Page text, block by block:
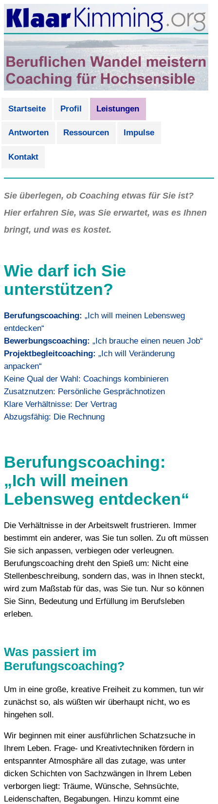
Startseite Profil Leistungen
Antworten Ressourcen Impulse
Kontakt
Sie überlegen, ob Coaching etwas für Sie ist?
Hier erfahren Sie, was Sie erwartet, was es Ihnen
bringt, und was es kostet.
Wie darf ich Sie
unterstützen?
Berufungscoaching: „Ich will meinen Lebensweg
entdecken“
Bewerbungscoaching: „Ich brauche einen neuen Job“
Projektbegleitcoaching: „Ich will Veränderung
anpacken“
Keine Qual der Wahl: Coachings kombinieren
Zusatznutzen: Persönliche Gesprächnotizen
Klare Verhältnisse: Der Vertrag
Abzugsfähig: Die Rechnung
Berufungscoaching:
„Ich will meinen
Lebensweg entdecken“
Die Verhältnisse in der Arbeitswelt frustrieren. Immer
bestimmt ein anderer, was Sie tun sollen. Zu oft müssen
Sie sich anpassen, verbiegen oder verleugnen.
Berufungscoaching dreht den Spieß um: Nicht eine
Stellenbeschreibung, sondern das, was in Ihnen steckt,
wird zum Maßstab für das, was Sie tun. Nur so können
Sie Sinn, Bedeutung und Erfüllung im Berufsleben
erleben.
Was passiert im
Berufungscoaching?
Um in eine große, kreative Freiheit zu kommen, tun wir
zunächst so, als wüßten wir überhaupt nicht, wo es
hingehen soll.
Wir beginnen mit einer ausführlichen Schatzsuche in
Ihrem Leben. Frage- und Kreativtechniken fördern in
entspannter Atmosphäre all das zutage, was unter
dicken Schichten von Sachzwängen in Ihrem Leben
verborgen liegt: Träume, Wünsche, Sehnsüchte,
Leidenschaften, Begabungen. Hinzu kommt eine